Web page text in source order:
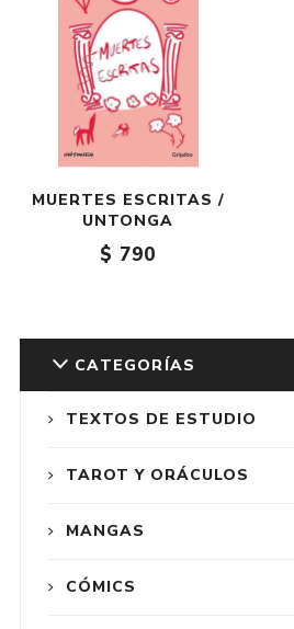
MUERTES ESCRITAS /
UNTONGA
$ 790
CATEGORÍAS
TEXTOS DE ESTUDIO
TAROT Y ORÁCULOS
MANGAS
CÓMICS